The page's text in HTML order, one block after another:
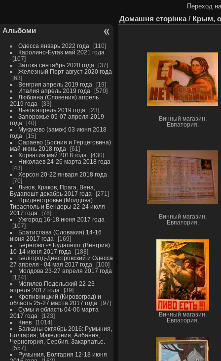
Переход
Альбоми
Одесса январь 2022 года
110
Каролино-Бугаз май 2021 года
107
Затока сентябрь 2020 года
37
Железный Порт август 2020 года
63
Венгрия апрель 2019 года
19
Италия апрель 2019 года
570
Любляна (Словения) апрель
2019 года
33
Львов апрель 2019 года
23
Запорожье 05-07 апреля 2019
года
40
Мукачево (замок) 03 июня 2018
года
15
Сараево (Босния и Герцеговина)
май-июнь 2018 года
61
Хорватия май 2018 года
430
Николаев 24-26 марта 2018 года
43
Херсон 20-22 января 2018 года
70
Львов, Краков, Прага, Вена,
Будапешт декабрь 2017 года
271
Приднестровье (Молдова):
Тирасполь и Бендеры 22-24 июля
2017 года
78
Ужгород 16-18 июня 2017 года
107
Братислава (Словакия) 14-16
июня 2017 года
169
Берегово -> Будапешт (Венгрия)
10-14 июня 2017 года
188
Белгород-Днестровский и Одесса
27 апреля - 04 мая 2017 года
100
Молдова 23-27 апреля 2017 года
124
Могилев-Подольский 22-23
апреля 2017 года
39
Кропивницкий (Кировоград) и
область 25-27 марта 2017 года
97
Сумы и область 04-06 марта
2017 года
123
Киев
1014
Балканы октябрь 2016: Румыния,
Болгария, Македония, Албания,
Черногория, Сербия. Закарпатье.
557
Румыния, Болгария 12-18 июня
Домашня сторінка/ Крым,
Винный магазин,
Евпатория.
Винный магазин,
Евпатория.
Винный магазин,
Евпатория.